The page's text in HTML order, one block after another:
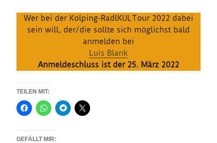
Wer bei der Kolping-RadlKULTour 2022 dabei
sein will, der/die sollte sich möglichst bald
anmelden bei
Luis Blank
Anmeldeschluss ist der 25. März 2022
TEILEN MIT:
GEFÄLLT MIR: